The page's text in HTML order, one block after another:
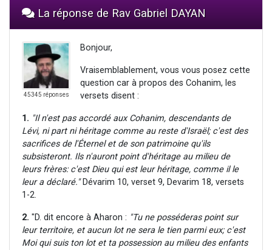
La réponse de Rav Gabriel DAYAN
45345 réponses
Bonjour,
Vraisemblablement, vous vous posez cette
question car à propos des Cohanim, les
versets disent :
1. "Il n'est pas accordé aux Cohanim, descendants de
Lévi, ni part ni héritage comme au reste d'Israël; c'est des
sacrifices de l'Éternel et de son patrimoine qu'ils
subsisteront. Ils n'auront point d'héritage au milieu de
leurs frères: c'est Dieu qui est leur héritage, comme il le
leur a déclaré."Dévarim 10, verset 9, Devarim 18, versets
1-2.
2. "D. dit encore à Aharon : "Tu ne posséderas point sur
leur territoire, et aucun lot ne sera le tien parmi eux; c'est
Moi qui suis ton lot et ta possession au milieu des enfants